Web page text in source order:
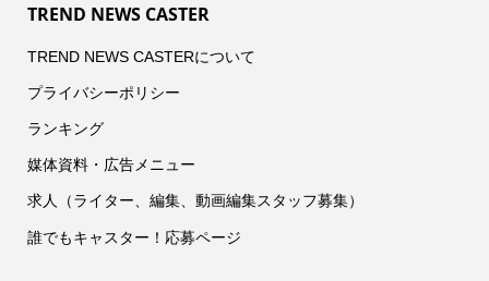
TREND NEWS CASTER
TREND NEWS CASTERについて
プライバシーポリシー
ランキング
媒体資料・広告メニュー
求人（ライター、編集、動画編集スタッフ募集）
誰でもキャスター！応募ページ